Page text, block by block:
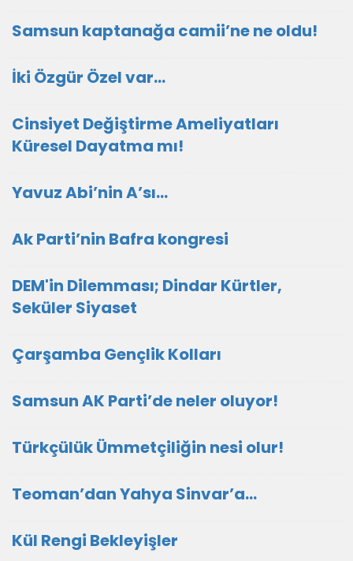
Samsun kaptanağa camii’ne ne oldu!
İki Özgür Özel var…
Cinsiyet Değiştirme Ameliyatları
Küresel Dayatma mı!
Yavuz Abi’nin A’sı…
Ak Parti’nin Bafra kongresi
DEM'in Dilemması; Dindar Kürtler,
Seküler Siyaset
Çarşamba Gençlik Kolları
Samsun AK Parti’de neler oluyor!
Türkçülük Ümmetçiliğin nesi olur!
Teoman’dan Yahya Sinvar’a…
Kül Rengi Bekleyişler